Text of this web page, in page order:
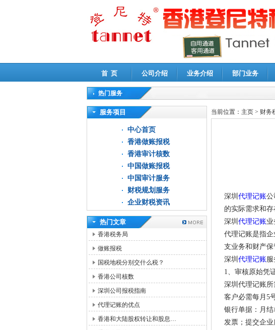
首 页 公司介绍 业务介绍 部门业务
热门服务
高新技术企业认定审计|企业所得税汇算清缴申报鉴证
服务项目
中心首页
香港做账报税
香港审计核数
中国做账报税
中国审计服务
财税规划服务
企业财税资讯
热门文章
香港税务局
做账报税
国税地税分别交什么税？
香港公司核数
深圳公司报税指南
代理记账的优点
香港和大陆股权转让和股息…
当前位置： 主页 > 财务
深圳 代理记账公
的实际需求和
深圳 代理记账业
代理记账是指
支业务和财产保
深圳 代理记账服
1、审核原始凭
深圳代理记账
客户必需每月5
银行单据：月
发票；提交企